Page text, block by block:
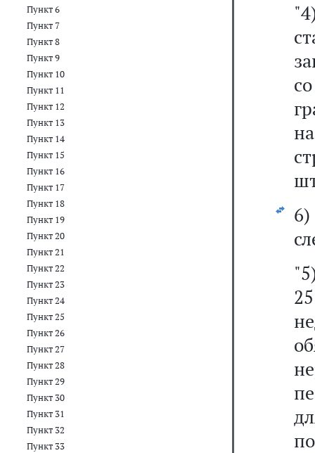
Пункт 6
Пункт 7
Пункт 8
Пункт 9
Пункт 10
Пункт 11
Пункт 12
Пункт 13
Пункт 14
Пункт 15
Пункт 16
Пункт 17
Пункт 18
Пункт 19
Пункт 20
Пункт 21
Пункт 22
Пункт 23
Пункт 24
Пункт 25
Пункт 26
Пункт 27
Пункт 28
Пункт 29
Пункт 30
Пункт 31
Пункт 32
Пункт 33